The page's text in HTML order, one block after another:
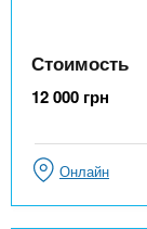
Стоимость
12 000 грн
Онлайн